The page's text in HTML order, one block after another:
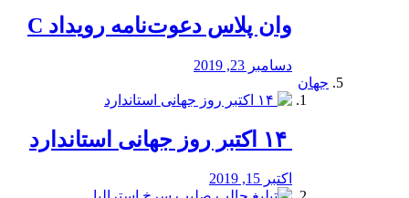
وان پلاس دعوت‌نامه رویداد C
دسامبر 23, 2019
جهان
اکتبر 15, 2019